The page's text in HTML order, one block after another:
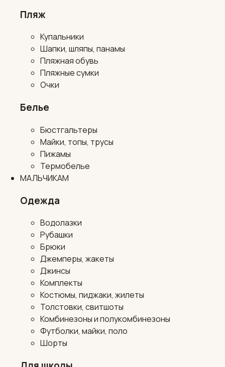
Пляж
Купальники
Шапки, шляпы, панамы
Пляжная обувь
Пляжные сумки
Очки
Белье
Бюстгальтеры
Майки, топы, трусы
Пижамы
Термобелье
МАЛЬЧИКАМ
Одежда
Водолазки
Рубашки
Брюки
Джемперы, жакеты
Джинсы
Комплекты
Костюмы, пиджаки, жилеты
Толстовки, свитшоты
Комбинезоны и полукомбинезоны
Футболки, майки, поло
Шорты